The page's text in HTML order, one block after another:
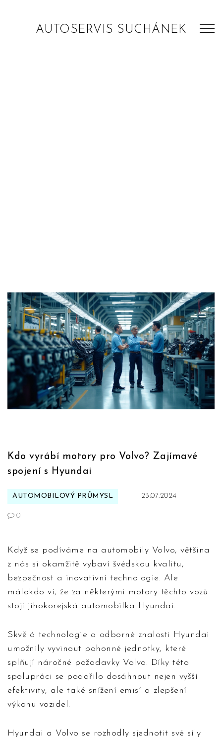
AUTOSERVIS SUCHÁNEK
Kdo vyrábí motory pro Volvo? Zajímavé
spojení s Hyundai
AUTOMOBILOVÝ PRŮMYSL 23.07.2024
0
Když se podíváme na automobily Volvo, většina
z nás si okamžitě vybaví švédskou kvalitu,
bezpečnost a inovativní technologie. Ale
málokdo ví, že za některými motory těchto vozů
stojí jihokorejská automobilka Hyundai.
Skvělá technologie a odborné znalosti Hyundai
umožnily vyvinout pohonné jednotky, které
splňují náročné požadavky Volvo. Díky této
spolupráci se podařilo dosáhnout nejen vyšší
efektivity, ale také snížení emisí a zlepšení
výkonu vozidel.
Hyundai a Volvo se rozhodly sjednotit své síly